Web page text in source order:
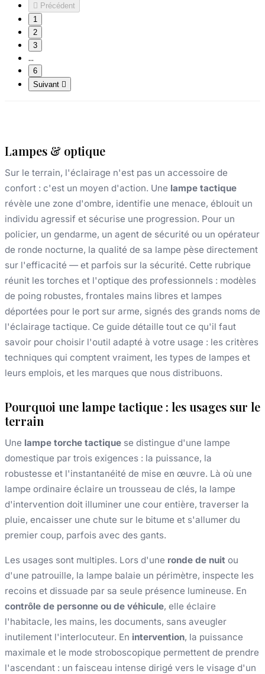
Lampes & optique
Sur le terrain, l'éclairage n'est pas un accessoire de
confort : c'est un moyen d'action. Une lampe tactique
révèle une zone d'ombre, identifie une menace, éblouit un
individu agressif et sécurise une progression. Pour un
policier, un gendarme, un agent de sécurité ou un opérateur
de ronde nocturne, la qualité de sa lampe pèse directement
sur l'efficacité — et parfois sur la sécurité. Cette rubrique
réunit les torches et l'optique des professionnels : modèles
de poing robustes, frontales mains libres et lampes
déportées pour le port sur arme, signés des grands noms de
l'éclairage tactique. Ce guide détaille tout ce qu'il faut
savoir pour choisir l'outil adapté à votre usage : les critères
techniques qui comptent vraiment, les types de lampes et
leurs emplois, et les marques que nous distribuons.
Pourquoi une lampe tactique : les usages sur le
terrain
Une lampe torche tactique se distingue d'une lampe
domestique par trois exigences : la puissance, la
robustesse et l'instantanéité de mise en œuvre. Là où une
lampe ordinaire éclaire un trousseau de clés, la lampe
d'intervention doit illuminer une cour entière, traverser la
pluie, encaisser une chute sur le bitume et s'allumer du
premier coup, parfois avec des gants.
Les usages sont multiples. Lors d'une ronde de nuit ou
d'une patrouille, la lampe balaie un périmètre, inspecte les
recoins et dissuade par sa seule présence lumineuse. En
contrôle de personne ou de véhicule, elle éclaire
l'habitacle, les mains, les documents, sans aveugler
inutilement l'interlocuteur. En intervention, la puissance
maximale et le mode stroboscopique permettent de prendre
l'ascendant : un faisceau intense dirigé vers le visage d'un
 Précédent
1
2
3
…
6
Suivant 